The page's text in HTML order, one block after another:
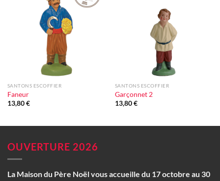
Ajouter
SANTONS ESCOFFIER
Faneur
13,80€
SANTONS ESCOFFIER
Garçonnet 2
13,80€
OUVERTURE 2026
La Maison du Père Noël vous accueille du 17 octobre au 30